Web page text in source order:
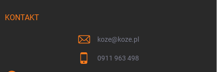
KONTAKT
koze@koze.pl
0911 963 498